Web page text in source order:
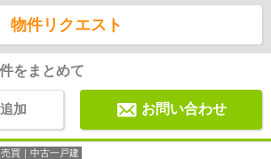
物件リクエスト
をまとめて
加 お問い合わせ
売買｜中古一戸建